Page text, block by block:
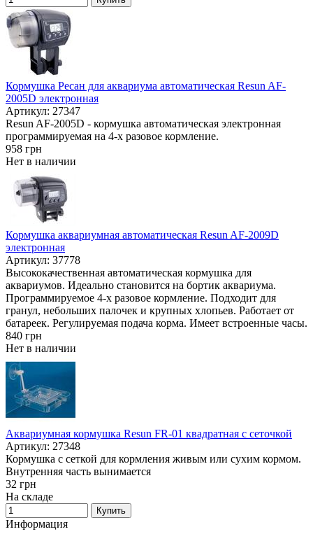
Кормушка Ресан для аквариума автоматическая Resun AF-
2005D электронная
Артикул: 27347
Resun AF-2005D - кормушка автоматическая электронная
программируемая на 4-х разовое кормление.
958 грн
Нет в наличии
Кормушка аквариумная автоматическая Resun AF-2009D
электронная
Артикул: 37778
Высококачественная автоматическая кормушка для
аквариумов. Идеально становится на бортик аквариума.
Программируемое 4-х разовое кормление. Подходит для
гранул, небольших палочек и крупных хлопьев. Работает от
батареек. Регулируемая подача корма. Имеет встроенные часы.
840 грн
Нет в наличии
Аквариумная кормушка Resun FR-01 квадратная с сеточкой
Артикул: 27348
Кормушка с сеткой для кормления живым или сухим кормом.
Внутренняя часть вынимается
32 грн
На складе
Купить
Информация